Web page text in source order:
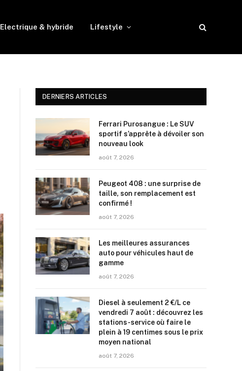
Electrique & hybride Lifestyle
DERNIERS ARTICLES
Ferrari Purosangue : Le SUV
sportif s’apprête à dévoiler son
nouveau look
août 7, 2026
Peugeot 408 : une surprise de
taille, son remplacement est
confirmé !
août 7, 2026
Les meilleures assurances
auto pour véhicules haut de
gamme
août 7, 2026
Diesel à seulement 2 €/L ce
vendredi 7 août : découvrez les
stations-service où faire le
plein à 19 centimes sous le prix
moyen national
août 7, 2026